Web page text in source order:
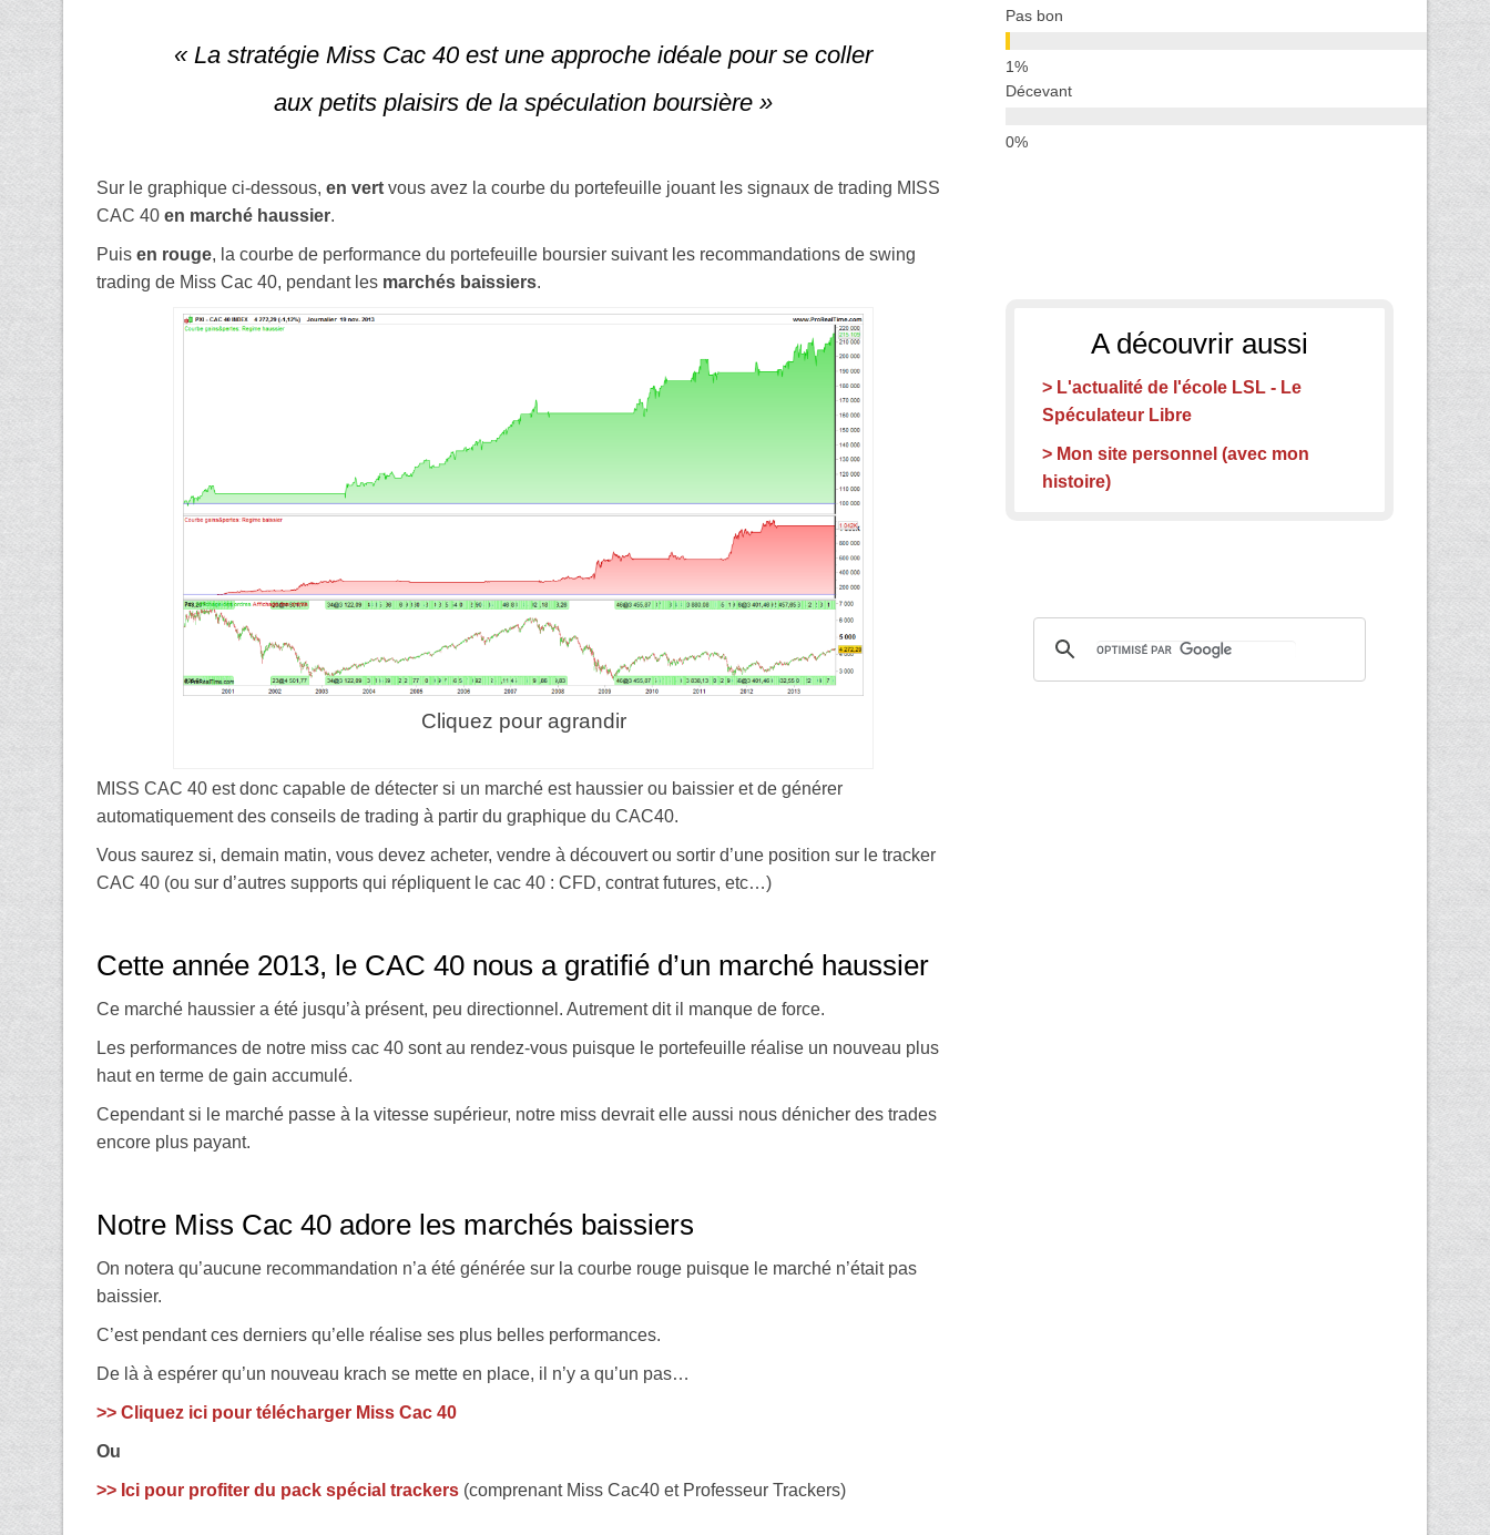
« La stratégie Miss Cac 40 est une approche idéale pour se coller
aux petits plaisirs de la spéculation boursière »
Sur le graphique ci-dessous, en vert vous avez la courbe du portefeuille jouant les signaux de trading MISS
CAC 40 en marché haussier.
Puis en rouge, la courbe de performance du portefeuille boursier suivant les recommandations de swing
trading de Miss Cac 40, pendant les marchés baissiers.
Cliquez pour agrandir
MISS CAC 40 est donc capable de détecter si un marché est haussier ou baissier et de générer
automatiquement des conseils de trading à partir du graphique du CAC40.
Vous saurez si, demain matin, vous devez acheter, vendre à découvert ou sortir d’une position sur le tracker
CAC 40 (ou sur d’autres supports qui répliquent le cac 40 : CFD, contrat futures, etc…)
Cette année 2013, le CAC 40 nous a gratifié d’un marché haussier
Ce marché haussier a été jusqu’à présent, peu directionnel. Autrement dit il manque de force.
Les performances de notre miss cac 40 sont au rendez-vous puisque le portefeuille réalise un nouveau plus
haut en terme de gain accumulé.
Cependant si le marché passe à la vitesse supérieur, notre miss devrait elle aussi nous dénicher des trades
encore plus payant.
Notre Miss Cac 40 adore les marchés baissiers
On notera qu’aucune recommandation n’a été générée sur la courbe rouge puisque le marché n’était pas
baissier.
C’est pendant ces derniers qu’elle réalise ses plus belles performances.
De là à espérer qu’un nouveau krach se mette en place, il n’y a qu’un pas…
>> Cliquez ici pour télécharger Miss Cac 40
Ou
>> Ici pour profiter du pack spécial trackers (comprenant Miss Cac40 et Professeur Trackers)
Pas bon
Décevant
A découvrir aussi
> L'actualité de l'école LSL - Le
Spéculateur Libre
> Mon site personnel (avec mon
histoire)